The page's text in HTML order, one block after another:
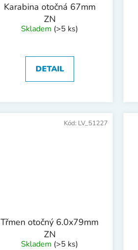
Karabina otočná 67mm
ZN
Skladem (>5 ks)
DETAIL
Třmen otočný 6.0x79mm
ZN
Skladem (>5 ks)
Kód: LV_51227